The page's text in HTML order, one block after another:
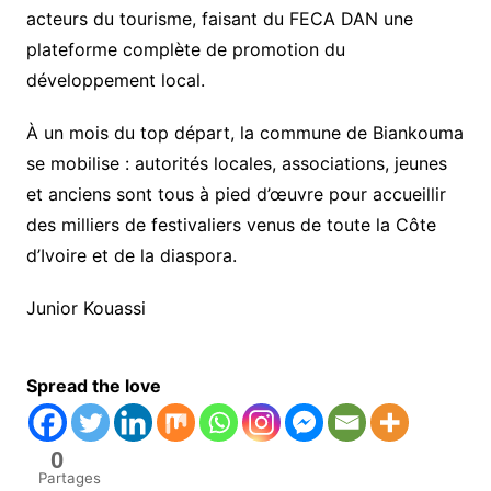
acteurs du tourisme, faisant du FECA DAN une
plateforme complète de promotion du
développement local.
À un mois du top départ, la commune de Biankouma
se mobilise : autorités locales, associations, jeunes
et anciens sont tous à pied d’œuvre pour accueillir
des milliers de festivaliers venus de toute la Côte
d’Ivoire et de la diaspora.
Junior Kouassi
Spread the love
0
Partages